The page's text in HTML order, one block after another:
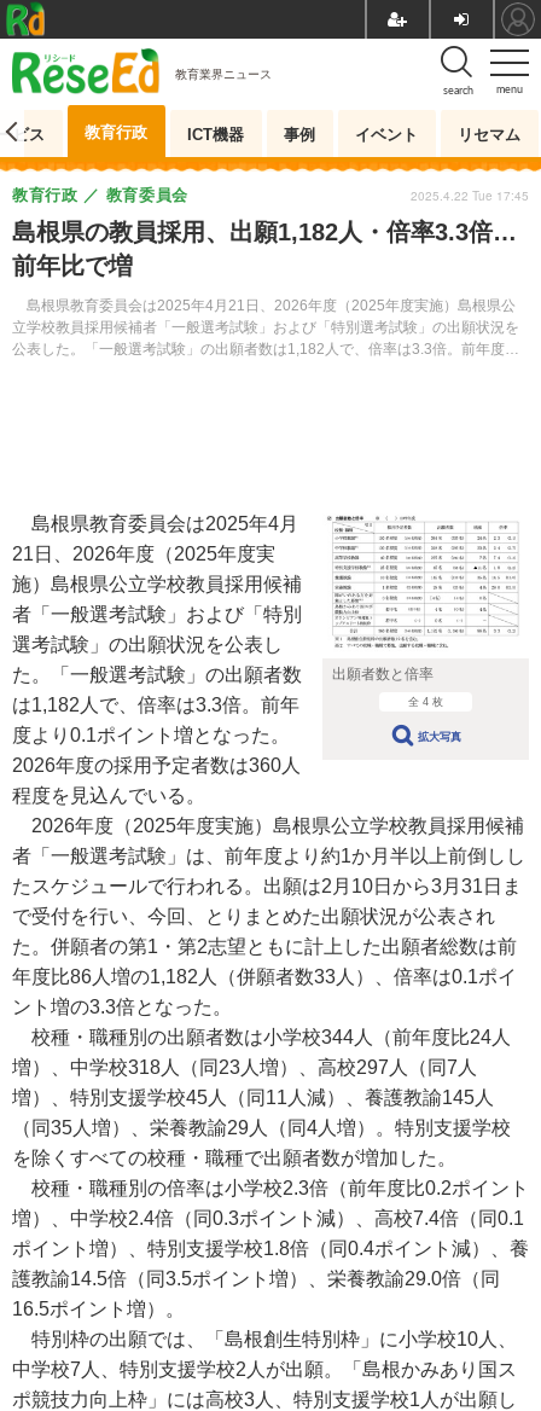
menu
search
教育業界ニュース
ビス 教育行政 ICT機器 事例 イベント リセマム
島根県の教員採用、出願1,182人・倍率3.3倍…
前年比で増
島根県教育委員会は2025年4月21日、2026年度（2025年度実施）島根県公
立学校教員採用候補者「一般選考試験」および「特別選考試験」の出願状況を
公表した。「一般選考試験」の出願者数は1,182人で、倍率は3.3倍。前年度よ
教育行政 教育委員会 2025.4.22 Tue 17:45
出願者数と倍率
全 4 枚
拡大写真
島根県教育委員会は2025年4月
21日、2026年度（2025年度実
施）島根県公立学校教員採用候補
者「一般選考試験」および「特別
選考試験」の出願状況を公表し
た。「一般選考試験」の出願者数
は1,182人で、倍率は3.3倍。前年
度より0.1ポイント増となった。
2026年度の採用予定者数は360人
程度を見込んでいる。
2026年度（2025年度実施）島根県公立学校教員採用候補
者「一般選考試験」は、前年度より約1か月半以上前倒しし
たスケジュールで行われる。出願は2月10日から3月31日ま
で受付を行い、今回、とりまとめた出願状況が公表され
た。併願者の第1・第2志望ともに計上した出願者総数は前
年度比86人増の1,182人（併願者数33人）、倍率は0.1ポイ
ント増の3.3倍となった。
校種・職種別の出願者数は小学校344人（前年度比24人
増）、中学校318人（同23人増）、高校297人（同7人
増）、特別支援学校45人（同11人減）、養護教諭145人
（同35人増）、栄養教諭29人（同4人増）。特別支援学校
を除くすべての校種・職種で出願者数が増加した。
校種・職種別の倍率は小学校2.3倍（前年度比0.2ポイント
増）、中学校2.4倍（同0.3ポイント減）、高校7.4倍（同0.1
ポイント増）、特別支援学校1.8倍（同0.4ポイント減）、養
護教諭14.5倍（同3.5ポイント増）、栄養教諭29.0倍（同
16.5ポイント増）。
特別枠の出願では、「島根創生特別枠」に小学校10人、
中学校7人、特別支援学校2人が出願。「島根かみあり国ス
ポ競技力向上枠」には高校3人、特別支援学校1人が出願し